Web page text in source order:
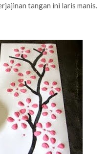
tangan ini laris manis.